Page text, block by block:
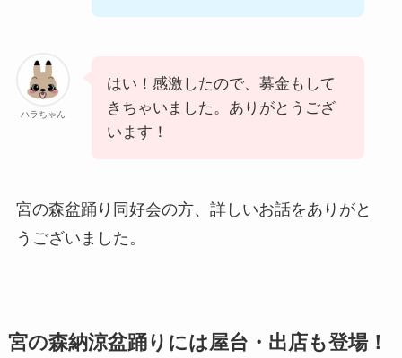
ハラちゃん
はい！感激したので、募金もして
きちゃいました。ありがとうござ
います！
宮の森盆踊り同好会の方、詳しいお話をありがと
うございました。
宮の森納涼盆踊りには屋台・出店も登場！